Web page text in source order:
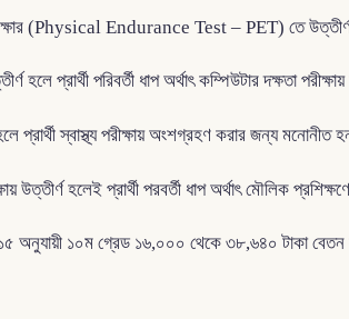
পরীক্ষার (Physical Endurance Test – PET) তে
হলে প্রার্থী পরিবর্তী ধাপ অর্থাৎ কম্পিউটার দক্ষতা
প্রার্থী স্বাস্থ্য পরীক্ষায় অংশগ্রহণ করার জন্য মনোনীত
উত্তীর্ণ হলেই প্রার্থী পরবর্তী ধাপ অর্থাৎ মৌলিক
১০ম গ্রেড ১৬,০০০ থেকে ৩৮,৬৪০ টাকা বেতন